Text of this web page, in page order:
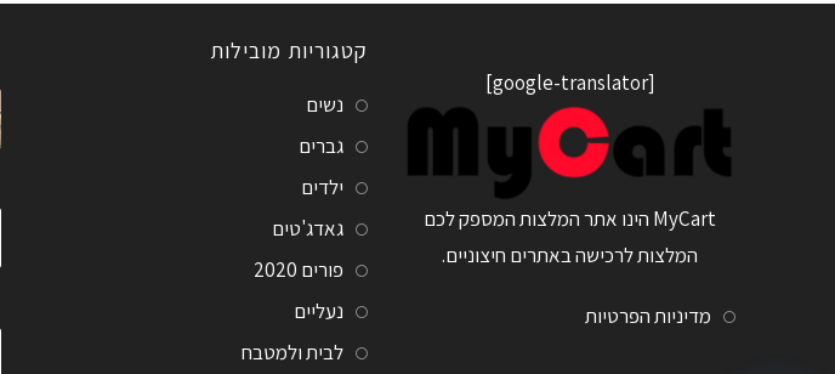
[google-translator]
MyCart הינו אתר המלצות המספק לכם
המלצות לרכישה באתרים חיצוניים.
מדיניות הפרטיות
קטגוריות מובילות
נשים
גברים
ילדים
גאדג'טים
פורים 2020
נעליים
לבית ולמטבח